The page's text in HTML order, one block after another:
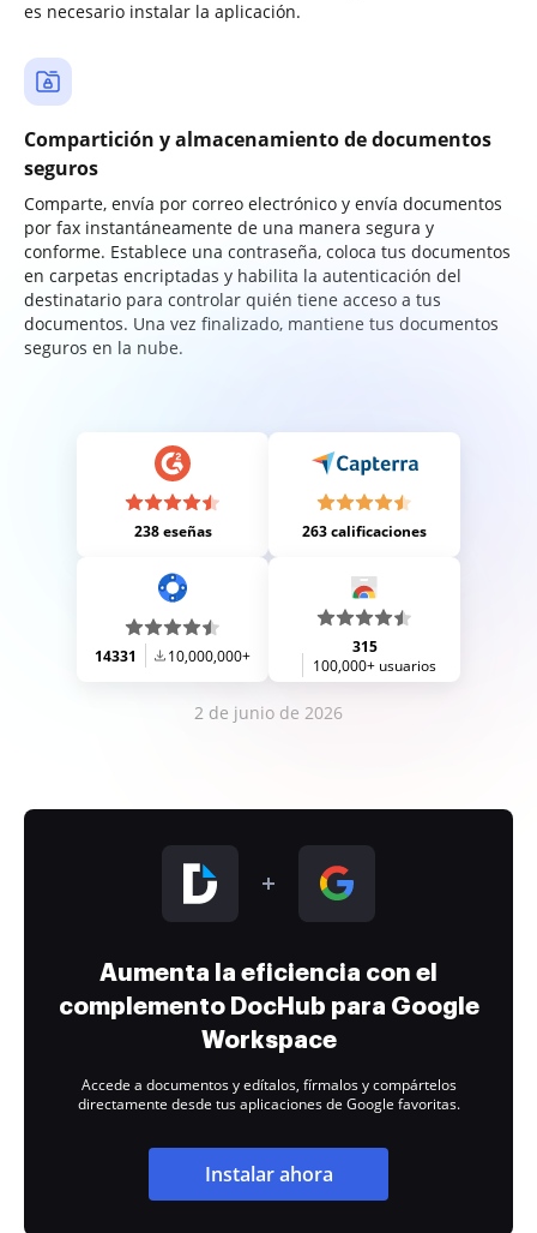
es necesario instalar la aplicación.
Compartición y almacenamiento de documentos
seguros
Comparte, envía por correo electrónico y envía documentos
por fax instantáneamente de una manera segura y
conforme. Establece una contraseña, coloca tus documentos
en carpetas encriptadas y habilita la autenticación del
destinatario para controlar quién tiene acceso a tus
documentos. Una vez finalizado, mantiene tus documentos
seguros en la nube.
238 eseñas 263 calificaciones
14331 10,000,000+
315
100,000+ usuarios
2 de junio de 2026
Aumenta la eficiencia con el
complemento DocHub para Google
Workspace
Accede a documentos y edítalos, fírmalos y compártelos
directamente desde tus aplicaciones de Google favoritas.
Instalar ahora